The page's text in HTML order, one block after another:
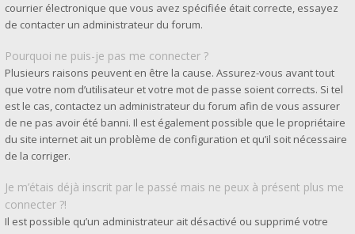
courrier électronique que vous avez spécifiée était correcte, essayez
de contacter un administrateur du forum.
Pourquoi ne puis-je pas me connecter ?
Plusieurs raisons peuvent en être la cause. Assurez-vous avant tout
que votre nom d’utilisateur et votre mot de passe soient corrects. Si tel
est le cas, contactez un administrateur du forum afin de vous assurer
de ne pas avoir été banni. Il est également possible que le propriétaire
du site internet ait un problème de configuration et qu’il soit nécessaire
de la corriger.
Je m’étais déjà inscrit par le passé mais ne peux à présent plus me
connecter ?!
Il est possible qu’un administrateur ait désactivé ou supprimé votre